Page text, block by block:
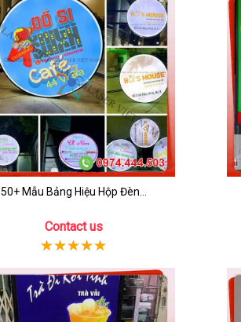
50+ Mẫu Bảng Hiệu Hộp Đèn...
Contact us